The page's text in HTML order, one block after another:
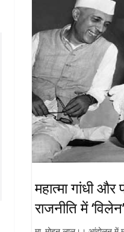
महात्मा गांधी
राजनीति में